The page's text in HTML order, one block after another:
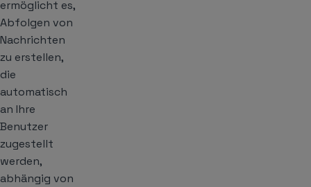
ermöglicht es,
Abfolgen von
Nachrichten
zu erstellen,
die
automatisch
an Ihre
Benutzer
zugestellt
werden,
abhängig von